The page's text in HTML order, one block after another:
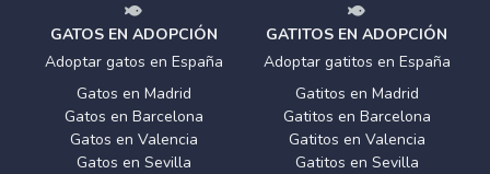
GATOS EN ADOPCIÓN
Adoptar gatos en España
Gatos en Madrid
Gatos en Barcelona
Gatos en Valencia
Gatos en Sevilla
GATITOS EN ADOPCIÓN
Adoptar gatitos en España
Gatitos en Madrid
Gatitos en Barcelona
Gatitos en Valencia
Gatitos en Sevilla